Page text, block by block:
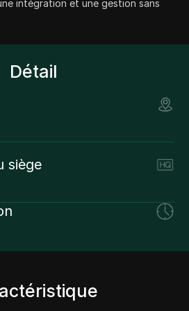
intégration et une gestion sans
Détail
siège